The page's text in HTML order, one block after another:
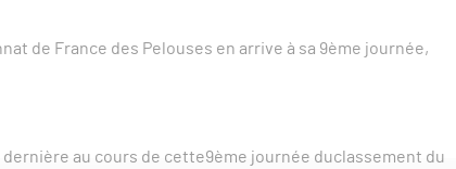
de France des Pelouses en arrive à sa 9ème journée,
au cours de cette9ème journée duclassement du